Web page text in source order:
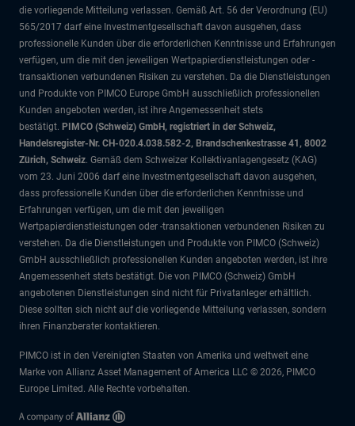
die vorliegende Mitteilung verlassen. Gemäß Art. 56 der Verordnung (EU)
565/2017 darf eine Investmentgesellschaft davon ausgehen, dass
professionelle Kunden über die erforderlichen Kenntnisse und Erfahrungen
verfügen, um die mit den jeweiligen Wertpapierdienstleistungen oder -
transaktionen verbundenen Risiken zu verstehen. Da die Dienstleistungen
und Produkte von PIMCO Europe GmbH ausschließlich professionellen
Kunden angeboten werden, ist ihre Angemessenheit stets
bestätigt. PIMCO (Schweiz) GmbH, registriert in der Schweiz,
Handelsregister-Nr. CH-020.4.038.582-2, Brandschenkestrasse 41, 8002
Zürich, Schweiz. Gemäß dem Schweizer Kollektivanlagengesetz (KAG)
vom 23. Juni 2006 darf eine Investmentgesellschaft davon ausgehen,
dass professionelle Kunden über die erforderlichen Kenntnisse und
Erfahrungen verfügen, um die mit den jeweiligen
Wertpapierdienstleistungen oder -transaktionen verbundenen Risiken zu
verstehen. Da die Dienstleistungen und Produkte von PIMCO (Schweiz)
GmbH ausschließlich professionellen Kunden angeboten werden, ist ihre
Angemessenheit stets bestätigt. Die von PIMCO (Schweiz) GmbH
angebotenen Dienstleistungen sind nicht für Privatanleger erhältlich.
Diese sollten sich nicht auf die vorliegende Mitteilung verlassen, sondern
ihren Finanzberater kontaktieren.
PIMCO ist in den Vereinigten Staaten von Amerika und weltweit eine
Marke von Allianz Asset Management of America LLC © 2026, PIMCO
Europe Limited. Alle Rechte vorbehalten.